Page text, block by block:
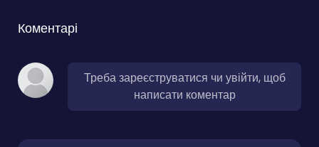
Коментарі
Треба зареєструватися чи увійти, щоб
написати коментар